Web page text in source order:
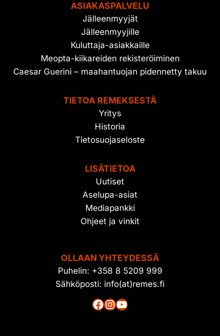
ASIAKASPALVELU
Jälleenmyyjät
Jälleenmyyjille
Kuluttaja-asiakkaille
Meopta-kiikareiden rekisteröiminen
Caesar Guerini – maahantuojan pidennetty takuu
TIETOA REMEKSESTÄ
Yritys
Historia
Tietosuojaseloste
LISÄTIETOA
Uutiset
Aselupa-asiat
Mediapankki
Ohjeet ja vinkit
OLLAAN YHTEYDESSÄ
Puhelin: +358 8 5209 999
Sähköposti: info(at)remes.fi
Facebook
Instagram
YouTube